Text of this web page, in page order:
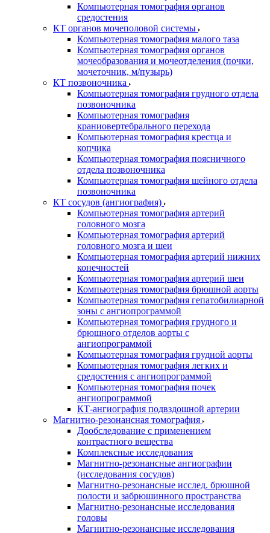
Компьютерная томография органов
средостения
КТ органов мочеполовой системы
Компьютерная томография малого таза
Компьютерная томография органов
мочеобразования и мочеотделения (почки,
мочеточник, м/пузырь)
КТ позвоночника
Компьютерная томография грудного отдела
позвоночника
Компьютерная томография
краниовертебрального перехода
Компьютерная томография крестца и
копчика
Компьютерная томография поясничного
отдела позвоночника
Компьютерная томография шейного отдела
позвоночника
КТ сосудов (ангиография)
Компьютерная томография артерий
головного мозга
Компьютерная томография артерий
головного мозга и шеи
Компьютерная томография артерий нижних
конечностей
Компьютерная томография артерий шеи
Компьютерная томография брюшной аорты
Компьютерная томография гепатобилиарной
зоны с ангиопрограммой
Компьютерная томография грудного и
брюшного отделов аорты с
ангиопрограммой
Компьютерная томография грудной аорты
Компьютерная томография легких и
средостения с ангиопрограммой
Компьютерная томография почек
ангиопрограммой
КТ-ангиография подвздошной артерии
Магнитно-резонансная томография
Дообследование с применением
контрастного вещества
Комплексные исследования
Магнитно-резонансные ангиографии
(исследования сосудов)
Магнитно-резонансные исслед. брюшной
полости и забрюшинного пространства
Магнитно-резонансные исследования
головы
Магнитно-резонансные исследования